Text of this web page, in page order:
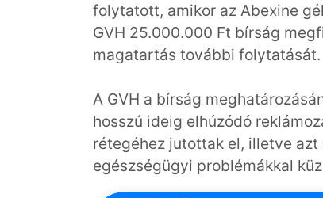
folytatott, amikor az Abexine
GVH 25.000.000 Ft bírság
magatartás további folytatását.
A GVH a bírság
hosszú ideig elhúzódó
rétegéhez jutottak el, illetve
egészségügyi problémákkal